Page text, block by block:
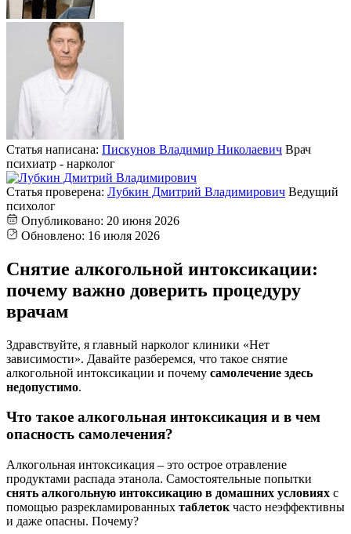
Статья написана: Пискунов Владимир Николаевич Врач
психиатр - нарколог
Статья проверена: Лубкин Дмитрий Владимирович Ведущий
психолог
Опубликовано: 20 июня 2026
Обновлено: 16 июля 2026
Снятие алкогольной интоксикации:
почему важно доверить процедуру
врачам
Здравствуйте, я главный нарколог клиники «Нет
зависимости». Давайте разберемся, что такое снятие
алкогольной интоксикации и почему самолечение здесь
недопустимо.
Что такое алкогольная интоксикация и в чем
опасность самолечения?
Алкогольная интоксикация – это острое отравление
продуктами распада этанола. Самостоятельные попытки
снять алкогольную интоксикацию в домашних условиях с
помощью разрекламированных таблеток часто неэффективны
и даже опасны. Почему?